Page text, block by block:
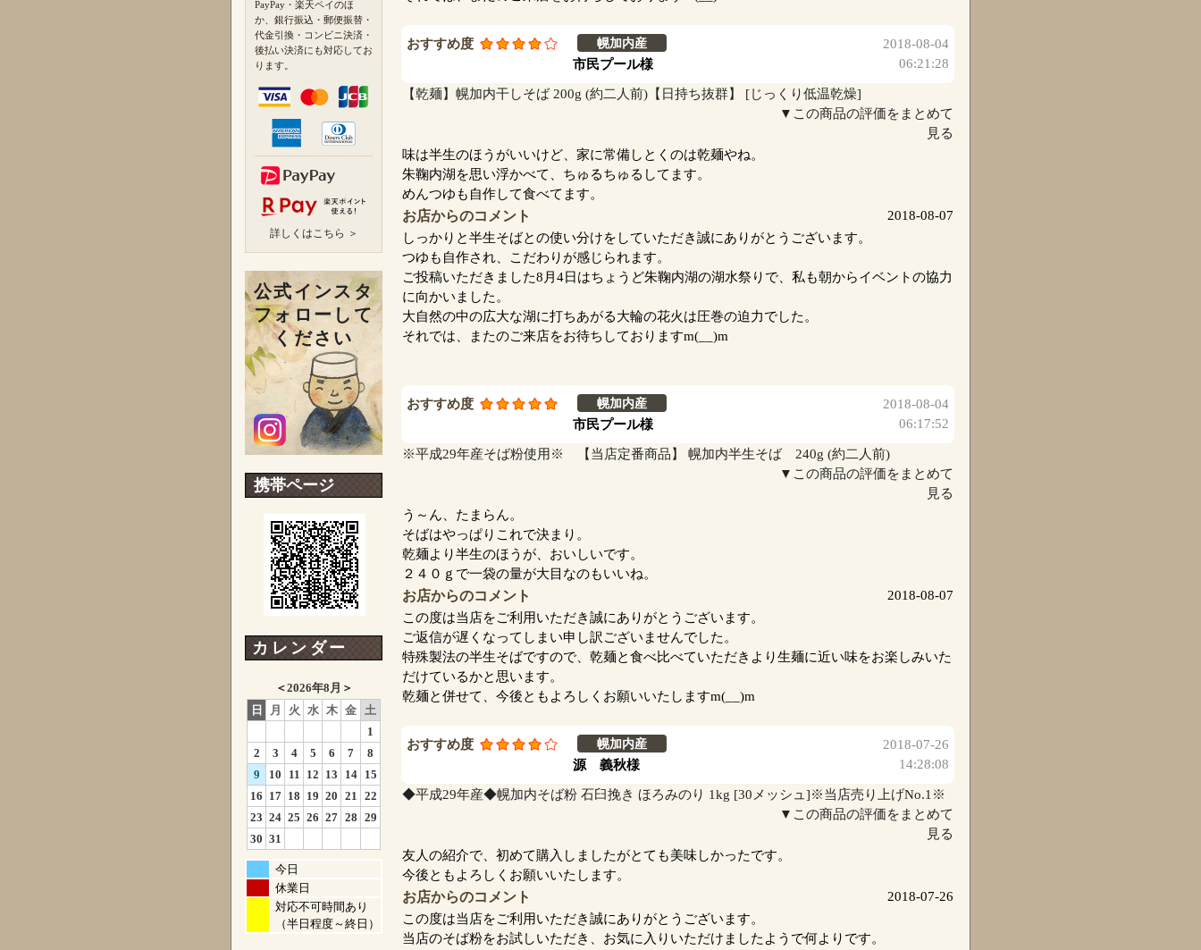
PayPay・楽天ペイのほ
か、銀行振込・郵便振替・
代金引換・コンビニ決済・
後払い決済にも対応してお
ります。
詳しくはこちら ＞
公式インスタ
フォローして
ください
携帯ページ
カレンダー
＜2026年8月 ＞
日
月 火 水 木 金 土
1
2
3 4 5 6 7
8
9
10 11 12 13 14
15
16 17 18 19 20 21 22
23 24 25 26 27 28 29
30 31
今日
休業日
対応不可時間あり
（半日程度～終日）
おすすめ度 幌加内産
市民プール様
2018-08-04
06:21:28
【乾麺】幌加内干しそば 200g (約二人前)【日持ち抜群】 [じっくり低温乾燥]
▼この商品の評価をまとめて
見る
味は半生のほうがいいけど、家に常備しとくのは乾麺やね。
朱鞠内湖を思い浮かべて、ちゅるちゅるしてます。
めんつゆも自作して食べてます。
お店からのコメント
2018-08-07
しっかりと半生そばとの使い分けをしていただき誠にありがとうございます。
つゆも自作され、こだわりが感じられます。
ご投稿いただきました8月4日はちょうど朱鞠内湖の湖水祭りで、私も朝からイベントの協力
に向かいました。
大自然の中の広大な湖に打ちあがる大輪の花火は圧巻の迫力でした。
それでは、またのご来店をお待ちしておりますm(__)m
おすすめ度 幌加内産
市民プール様
2018-08-04
06:17:52
※平成29年産そば粉使用※ 【当店定番商品】 幌加内半生そば 240g (約二人前)
▼この商品の評価をまとめて
見る
う～ん、たまらん。
そばはやっぱりこれで決まり。
乾麺より半生のほうが、おいしいです。
２４０ｇで一袋の量が大目なのもいいね。
お店からのコメント
2018-08-07
この度は当店をご利用いただき誠にありがとうございます。
ご返信が遅くなってしまい申し訳ございませんでした。
特殊製法の半生そばですので、乾麺と食べ比べていただきより生麺に近い味をお楽しみいた
だけているかと思います。
乾麺と併せて、今後ともよろしくお願いいたしますm(__)m
おすすめ度 幌加内産
源 義秋様
2018-07-26
14:28:08
◆平成29年産◆幌加内そば粉 石臼挽き ほろみのり 1kg [30メッシュ]※当店売り上げNo.1※
▼この商品の評価をまとめて
見る
友人の紹介で、初めて購入しましたがとても美味しかったです。
今後ともよろしくお願いいたします。
お店からのコメント
2018-07-26
この度は当店をご利用いただき誠にありがとうございます。
当店のそば粉をお試しいただき、お気に入りいただけましたようで何よりです。